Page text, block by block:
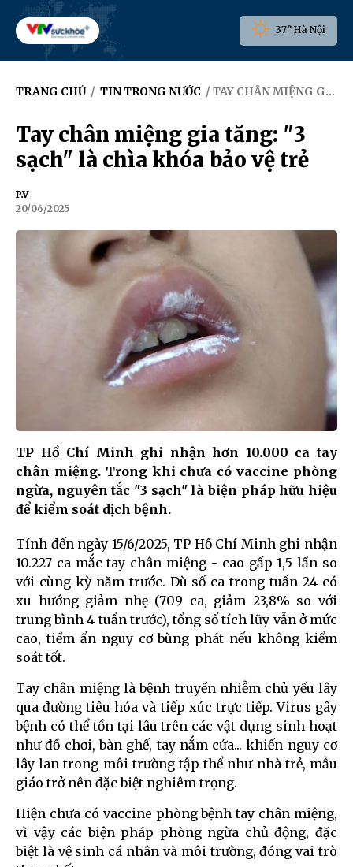
37° Hà Nội
TRANG CHỦ / TIN TRONG NƯỚC / TAY CHÂN MIỆNG GIA TĂNG: "3 SẠCH" LÀ CHÌA KHÓA BẢO VỆ TRẺ
Tay chân miệng gia tăng: "3
sạch" là chìa khóa bảo vệ trẻ
P.V
20/06/2025
TP Hồ Chí Minh ghi nhận hơn 10.000 ca tay
chân miệng. Trong khi chưa có vaccine phòng
ngừa, nguyên tắc "3 sạch" là biện pháp hữu hiệu
để kiểm soát dịch bệnh.
Tính đến ngày 15/6/2025, TP Hồ Chí Minh ghi nhận
10.227 ca mắc tay chân miệng - cao gấp 1,5 lần so
với cùng kỳ năm trước. Dù số ca trong tuần 24 có
xu hướng giảm nhẹ (709 ca, giảm 23,8% so với
trung bình 4 tuần trước), tổng số tích lũy vẫn ở mức
cao, tiềm ẩn nguy cơ bùng phát nếu không kiểm
soát tốt.
Tay chân miệng là bệnh truyền nhiễm chủ yếu lây
qua đường tiêu hóa và tiếp xúc trực tiếp. Virus gây
bệnh có thể tồn tại lâu trên các vật dụng sinh hoạt
như đồ chơi, bàn ghế, tay nắm cửa... khiến nguy cơ
lây lan trong môi trường tập thể như nhà trẻ, mẫu
giáo trở nên đặc biệt nghiêm trọng.
Hiện chưa có vaccine phòng bệnh tay chân miệng,
vì vậy các biện pháp phòng ngừa chủ động, đặc
biệt là vệ sinh cá nhân và môi trường, đóng vai trò